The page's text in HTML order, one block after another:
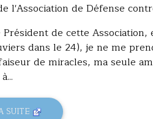
l'Association de Défense
de cette
dans le 24), je ne me
de miracles, ma seule
SUITE